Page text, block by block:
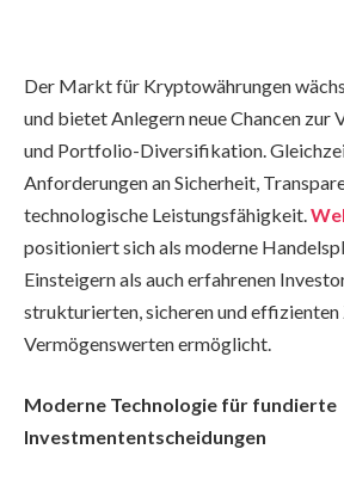
Der Markt für Kryptowährungen
und bietet Anlegern neue Chancen zur
und Portfolio-Diversifikation.
Anforderungen an Sicherheit,
technologische Leistungsfähigkeit.
positioniert sich als moderne
Einsteigern als auch erfahrenen
strukturierten, sicheren und
Vermögenswerten ermöglicht.
Moderne Technologie für fundierte
Investmententscheidungen